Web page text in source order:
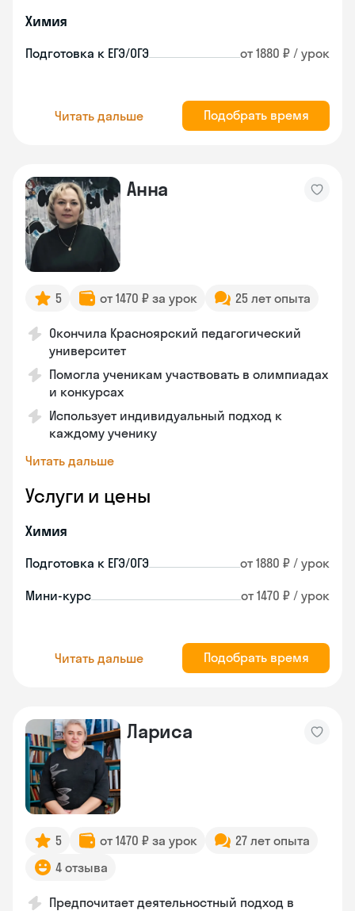
Химия
Подготовка к ЕГЭ/ОГЭ от 1880 ₽ / урок
Читать дальше Подобрать время
Анна
5 от 1470 ₽ за урок 25 лет опыта
Окончила Красноярский педагогический
университет
Помогла ученикам участвовать в олимпиадах
и конкурсах
Использует индивидуальный подход к
каждому ученику
Читать дальше
Услуги и цены
Химия
Подготовка к ЕГЭ/ОГЭ от 1880 ₽ / урок
Мини-курс от 1470 ₽ / урок
Читать дальше Подобрать время
Лариса
5 от 1470 ₽ за урок
27 лет опыта
4 отзыва
Предпочитает деятельностный подход в